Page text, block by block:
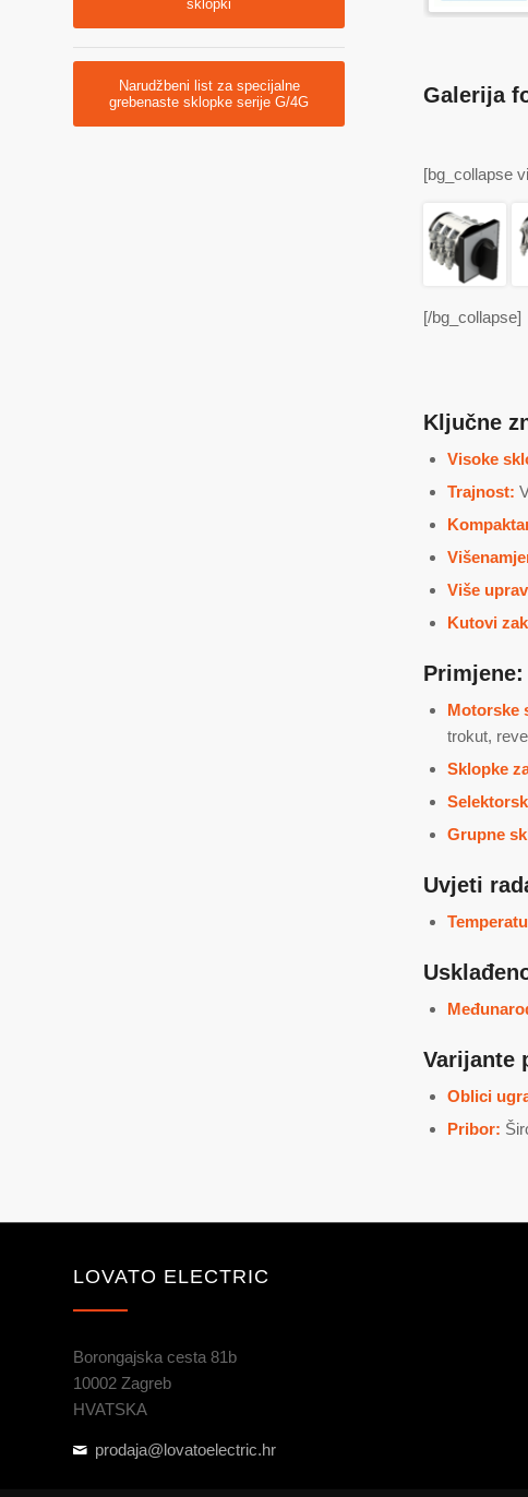
sklopki
Narudžbeni list za specijalne
grebenaste sklopke serije G/4G
Galerija
[bg_collapse
[/bg_collapse]
Ključne
Visoke
Trajnost:
Više
Kutovi
Primjene:
Motorske
trokut,
Sklopke
Grupne
Uvjeti
Varijante
Oblici
Pribor:
LOVATO ELECTRIC
Borongajska cesta 81b
10002 Zagreb
HVATSKA
prodaja@lovatoelectric.hr